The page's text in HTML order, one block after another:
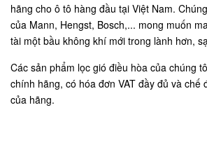
hãng cho ô tô hàng đầu tại Việt Nam.
của Mann, Hengst, Bosch,... mong muốn
tài một bầu không khí mới trong lành hơn,
Các sản phẩm lọc gió điều hòa của chúng
chính hãng, có hóa đơn VAT đầy đủ và chế
của hãng.